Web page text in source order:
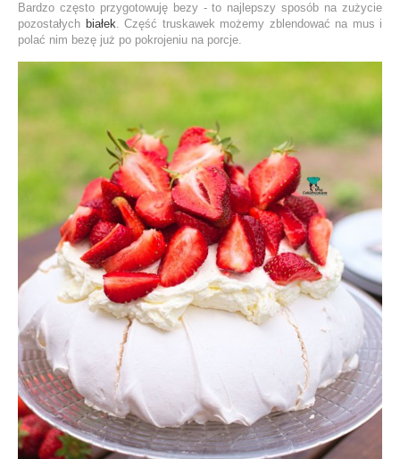
Bardzo często przygotowuję bezy - to najlepszy sposób na zużycie
pozostałych białek. Część truskawek możemy zblendować na mus i
polać nim bezę już po pokrojeniu na porcje.